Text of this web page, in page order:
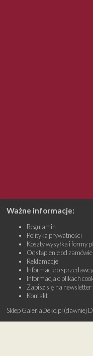
Ważne informacje:
Regulamin
Polityka prywatności
Koszty wysyłka i formy
Odstąpienie od
Reklamacje
Informacje o sprzedawcy
Informacja o plikach
Zapisz się na newsletter
Kontakt
Sklep GaleriaDeko.pl (dawniej